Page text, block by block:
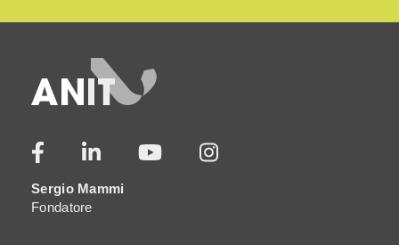
Sergio Mammi
Fondatore